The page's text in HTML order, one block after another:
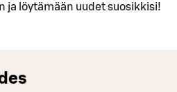
ja löytämään uudet suosikkisi!